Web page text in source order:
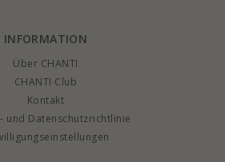
INFORMATION
Über CHANTI
CHANTI Club
Kontakt
und Datenschutzrichtlinie